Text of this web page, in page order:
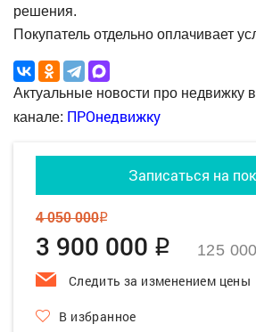
решения.
Покупатель отдельно оплачивает
Актуальные новости про недвижку
канале: ПРОнедвижку
Записаться на
4 050 000q
3 900 000 q 125 000
Следить за изменением цены
В избранное